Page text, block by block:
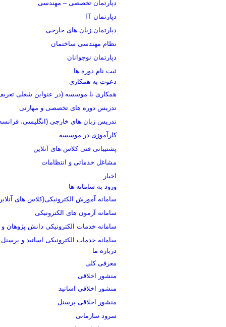
دپارتمان تخصصی – مهندسی
دپارتمان IT
دپارتمان زبان های خارجی
نظام مهندسی ساختمان
دپارتمان نوجوانان
ثبت نام دوره ها
دعوت به همکاری
همکاری با موسسه (در عنواین شغلی
تدریس دوره های تخصصی و مهارتی
تدریس زبان های خارجی (انگلیسی،
کارآموزی در موسسه
پشتیبانی فنی کلاس های آنلاین
مشاغل خدماتی و انتظامات
اخبار
ورود به سامانه ها
سامانه آموزش الکترونیکی(کلاس های
سامانه آزمون های الکترونیکی
سامانه خدمات الکترونیکی دانش پژوهان
سامانه خدمات الکترونیکی اساتید و پرسنل
درباره ما
معرفی کلی
منشور اخلاقی
منشور اخلاقی اساتید
منشور اخلاقی پرسنل
سرود سازمانی